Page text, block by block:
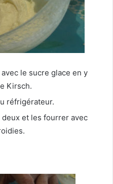
le sucre glace en y
Kirsch.
réfrigérateur.
et les fourrer avec